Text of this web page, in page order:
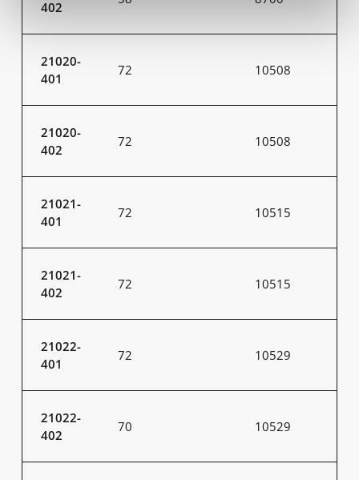
402
21020-
401
72 10508
21020-
402
72 10508
21021-
401
72 10515
21021-
402
72 10515
21022-
401
72 10529
21022-
402
70 10529